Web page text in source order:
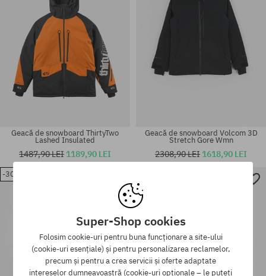
Mărimi existente:
L
Geacă de snowboard ThirtyTwo
Lashed Insulated
1487,90 LEI 1189,90 LEI
Geacă de snowboard Volcom 3D
Stretch Gore Wmn
2308,90 LEI 1618,90 LEI
-30%
Super-Shop cookies
Folosim cookie-uri pentru buna funcționare a site-ului
(cookie-uri esențiale) și pentru personalizarea reclamelor,
precum și pentru a crea servicii și oferte adaptate
intereselor dumneavoastră (cookie-uri opționale – le puteți